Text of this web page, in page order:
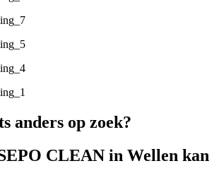
anders op zoek?
CLEAN in Wellen kan